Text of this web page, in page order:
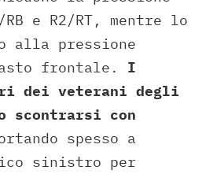
e R2/RT, mentre lo
alla pressione
frontale. I
dei veterani degli
scontrarsi con
spesso a
sinistro per